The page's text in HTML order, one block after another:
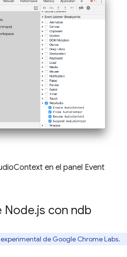
en el panel Event
Node.js con ndb
de Google Chrome Labs.